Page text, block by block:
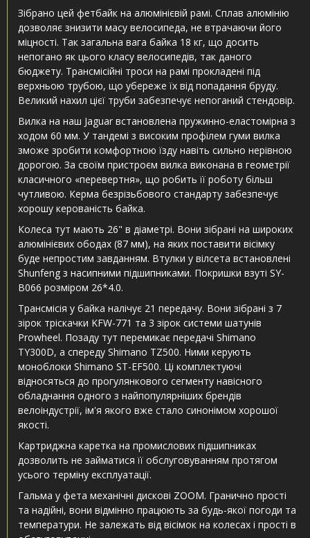
Зібрано цей фетбайк на алюмінієвій рамі. Сплав алюмінію
дозволяє знизити масу велосипеда, не втрачаючи його
міцності. Так загальна вага байка 18 кг, що досить
непогано як цього класу велосипедів, так даного
бюджету. Трансмісійні троси на рамі прокладені під
верхньою трубою, що убереже їх від попадання бруду.
Великий нахил цієї труби забезпечує непоганий стендовір.
Вилка на наш Jaguar встановлена пружинно-еластомірна з
ходом 60 мм. У тандемі з високим профілем гуми вилка
зможе зробити комфортною їзду навіть сильно нерівною
дорогою. За своїм пристроєм вилка виконана в геометрії
класичного «перевертня», що робить її роботу більш
чутливою. Керма безрізьбового стандарту забезпечує
хорошу керованість байка.
Колеса тут мають 26" в діаметрі. Вони зібрані на широких
алюмінієвих ободах (87 мм), на яких поставити вісімку
буде непростим завданням. Втулки у вілсета встановлені
Shunfeng з насипними підшипниками. Покришки взуті SY-
B066 розміром 26*4.0.
Трансмісія у байка налічує 21 передачу. Вони зібрані з 7
зірок тріскачки KFW-771 та 3 зірок системи шатунів
Prowheel. Позаду тут перемикає передачі Shimano
TY300D, а спереду Shimano TZ500. Ними керують
моноблоки Shimano ST-EF500. Ці комплектуючі
відносяться до прогулянкового сегменту навісного
обладнання одного з найпопулярніших брендів
велоіндустрії, ім'я якого вже стало синонімом хорошої
якості.
Картриджна каретка на промислових підшипниках
дозволить не займатися її обслуговуванням протягом
усього терміну експлуатації.
Гальма у фета механічні дискові ZOOM. Гранично прості
та надійні, вони відмінно працюють за будь-якої погоди та
температури. Не залежать від вісімок на колесах і прості в